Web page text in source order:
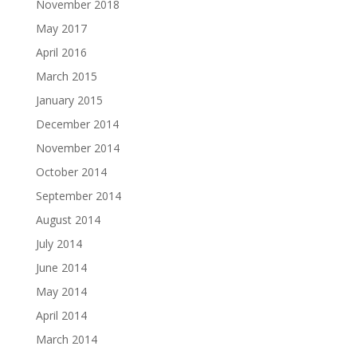
November 2018
May 2017
April 2016
March 2015
January 2015
December 2014
November 2014
October 2014
September 2014
August 2014
July 2014
June 2014
May 2014
April 2014
March 2014